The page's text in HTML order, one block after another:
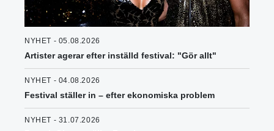
NYHET - 05.08.2026
Artister agerar efter inställd festival: "Gör allt"
NYHET - 04.08.2026
Festival ställer in – efter ekonomiska problem
NYHET - 31.07.2026